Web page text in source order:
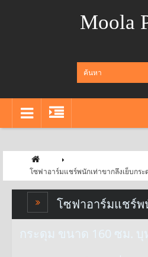
Moola
โซฟาอาร์มแชร์พนักเท่าขากลึงเย็บกร
โซฟาอาร์มแชร์พ
กระดุม ขนาด 160 ซม.